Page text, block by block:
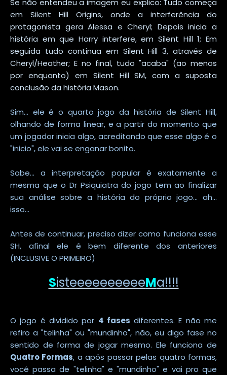
Se não entendeu a imagem eu explico: Tudo começa
em Silent Hill Origins, onde a interferência do
protagonista gera Alessa e Cheryl; Depois inicia a
história em que Harry interfere, em Silent Hill 1; Em
seguida tudo continua em Silent Hill 3, através de
Cheryl/Heather; E no final, tudo "acaba" (ao menos
por enquanto) em Silent Hill SM, com a suposta
conclusão da história Mason.
Sim... ele é o quarto jogo da história de Silent Hill,
olhando de forma linear, e a partir do momento que
um jogador inicia algo, acreditando que esse algo é o
"inicio", ele vai se enganar bonito.
Sabe... a interpretação popular é exatamente a
mesma que o Dr Psiquiatra do jogo tem ao finalizar
sua análise sobre a história do próprio jogo... ah...
isso...
Antes de continuar, preciso dizer como funciona esse
SH, afinal ele é bem diferente dos anteriores
(INCLUSIVE O PRIMEIRO)
SisteeeeeeeeeeMa!!!!
O jogo é dividido por 4 fases diferentes. E não me
refiro a "telinha" ou "mundinho", não, eu digo fase no
sentido de forma de jogar mesmo. Ele funciona de
Quatro Formas, a após passar pelas quatro formas,
você passa de "telinha" e "mundinho" e vai pro que